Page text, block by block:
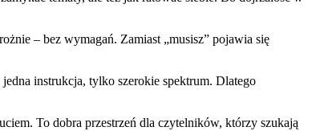
– bez wymagań. Zamiast „musisz” pojawia się
instrukcja, tylko szerokie spektrum. Dlatego
To dobra przestrzeń dla czytelników, którzy szukają